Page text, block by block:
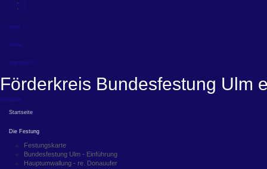
Login
Suche
Impressum
Förderkreis Bundesfestung Ulm
Navigation
Startseite
Die Festung
Festungskarte
Bundesfestung Ulm - Einführung
Hauptumwallung - re. Donauufer